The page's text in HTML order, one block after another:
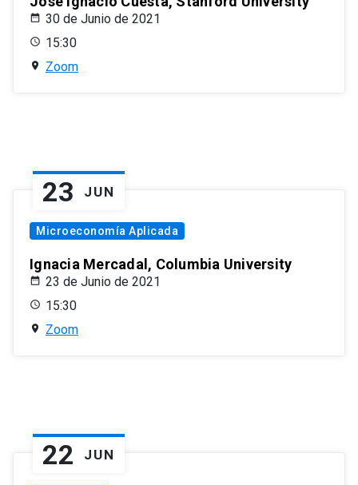
30 de Junio de 2021
15:30
Zoom
23 JUN
Microeconomía Aplicada
Ignacia Mercadal, Columbia University
23 de Junio de 2021
15:30
Zoom
22 JUN